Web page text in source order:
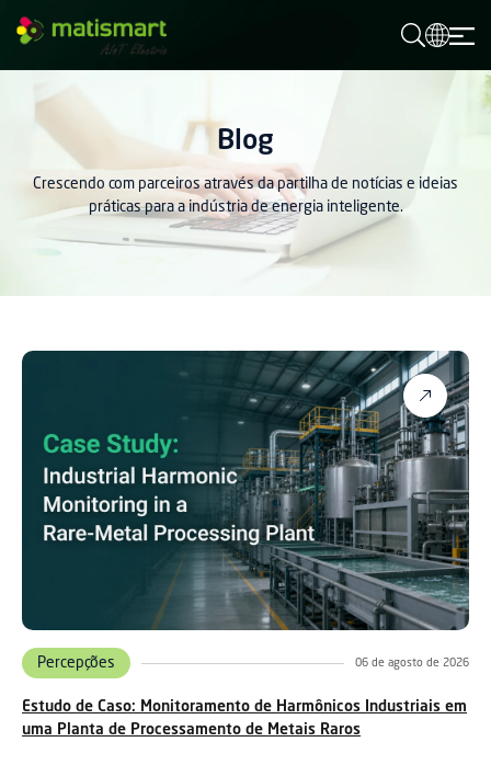
Blog
Crescendo com parceiros através da partilha de notícias e ideias
práticas para a indústria de energia inteligente.
Percepções 06 de agosto de 2026
Estudo de Caso: Monitoramento de Harmônicos Industriais em
uma Planta de Processamento de Metais Raros